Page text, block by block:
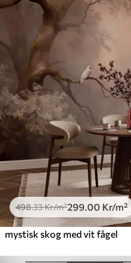
498.33Kr/m²299 .00 Kr/m²
mystisk skog med vit fågel